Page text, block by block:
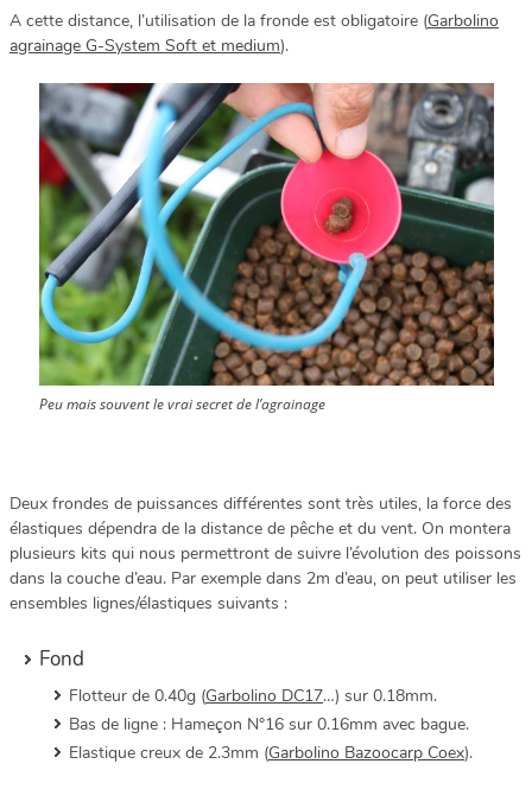
A cette distance, l’utilisation de la fronde est obligatoire (Garbolino
agrainage G-System Soft et medium).
Peu mais souvent le vrai secret de l’agrainage
Deux frondes de puissances différentes sont très utiles, la force des
élastiques dépendra de la distance de pêche et du vent. On montera
plusieurs kits qui nous permettront de suivre l’évolution des poissons
dans la couche d’eau. Par exemple dans 2m d’eau, on peut utiliser les
ensembles lignes/élastiques suivants :
Fond
Flotteur de 0.40g (Garbolino DC17…) sur 0.18mm.
Bas de ligne : Hameçon N°16 sur 0.16mm avec bague.
Elastique creux de 2.3mm (Garbolino Bazoocarp Coex).